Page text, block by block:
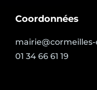
Coordonnées
01 34 66 61 19